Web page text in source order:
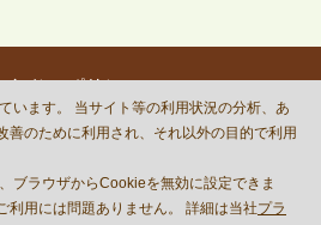
バシーポリシー
BASE Co.,Ltd.
Terms of Serviceapply.
います。 当サイト等の利用状況の分析、あ
善のために利用され、それ以外の目的で利用
ブラウザからCookieを無効に設定できま
利用には問題ありません。 詳細は当社プラ